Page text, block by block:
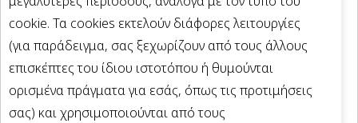
cookie. Τα cookies εκτελούν διάφορες λειτουργίες
(για παράδειγμα, σας ξεχωρίζουν από τους άλλους
επισκέπτες του ίδιου ιστοτόπου ή θυμούνται
ορισμένα πράγματα για εσάς, όπως τις προτιμήσεις
σας) και χρησιμοποιούνται από τους